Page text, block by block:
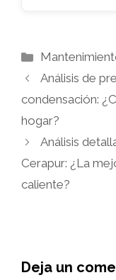
Categorías
Análisis de
condensación:
hogar?
Análisis
Cerapur: ¿La
caliente?
Deja un